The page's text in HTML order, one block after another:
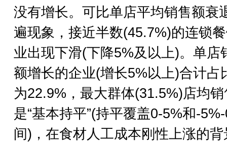
没有增长。可比单店平均销售额衰
遍现象，接近半数(45.7%)的连锁
业出现下滑(下降5%及以上)。单店
额增长的企业(增长5%以上)合计占
为22.9%，最大群体(31.5%)店均
是“基本持平”(持平覆盖0-5%和-
间)，在食材人工成本刚性上涨的背